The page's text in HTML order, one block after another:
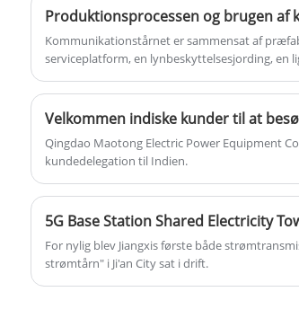
vindkraftproduktion og
egenskaberne ved stabil
korrosionsbestandighed og
Produktionsprocessen og brugen af
Kommunikationstårnet er sammensat af
serviceplatform, en lynbeskyttelsesjording, en
Velkommen indiske kunder til at
Qingdao Maotong Electric Power Equipment
kundedelegation til Indien.
5G Base Station Shared Electricity
For nylig blev Jiangxis første både
strømtårn" i Ji'an City sat i drift.